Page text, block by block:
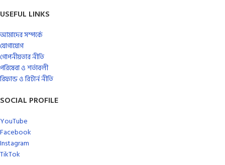
USEFUL LINKS
আমাদের সম্পর্কে
যোগাযোগ
গোপনীয়তার নীতি
পরিষেবা ও শর্তাবলী
রিফান্ড ও রিটার্ন নীতি
SOCIAL PROFILE
YouTube
Facebook
Instagram
TikTok